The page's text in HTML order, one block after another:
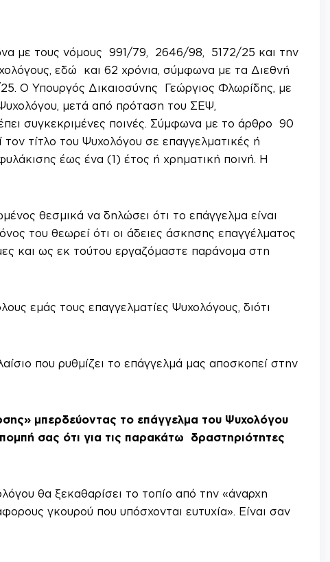
με τους νόμους 991/79, 2646/98, 5172/25 και την
εδώ και 62 χρόνια, σύμφωνα με τα Διεθνή
Ο Υπουργός Δικαιοσύνης Γεώργιος Φλωρίδης, με
μετά από πρόταση του ΣΕΨ,
συγκεκριμένες ποινές. Σύμφωνα με το άρθρο 90
τίτλο του Ψυχολόγου σε επαγγελματικές ή
έως ένα (1) έτος ή χρηματική ποινή. Η
θεσμικά να δηλώσει ότι το επάγγελμα είναι
του θεωρεί ότι οι άδειες άσκησης επαγγέλματος
και ως εκ τούτου εργαζόμαστε παράνομα στη
εμάς τους επαγγελματίες Ψυχολόγους, διότι
που ρυθμίζει το επάγγελμά μας αποσκοπεί στην
μπερδεύοντας το επάγγελμα του Ψυχολόγου
σας ότι για τις παρακάτω δραστηριότητες
θα ξεκαθαρίσει το τοπίο από την «άναρχη
γκουρού που υπόσχονται ευτυχία». Είναι σαν